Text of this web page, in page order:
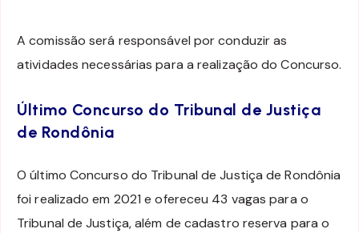
A comissão será responsável por conduzir as
atividades necessárias para a realização do Concurso.
Último Concurso do Tribunal de Justiça
de Rondônia
O último Concurso do Tribunal de Justiça de Rondônia
foi realizado em 2021 e ofereceu 43 vagas para o
Tribunal de Justiça, além de cadastro reserva para o